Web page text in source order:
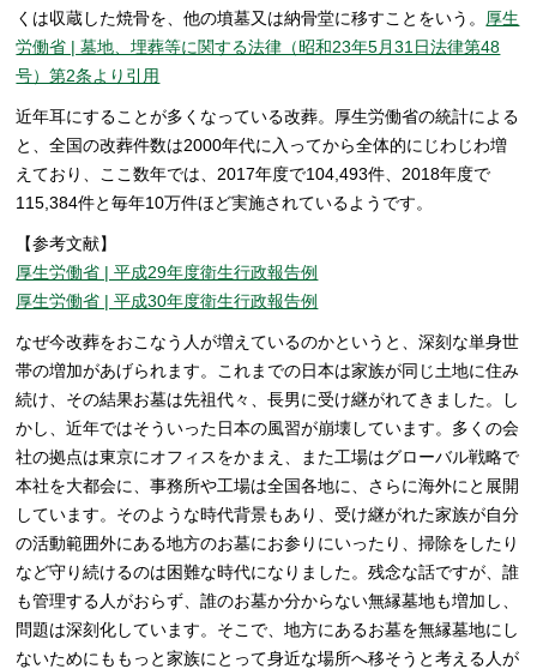
くは収蔵した焼骨を、他の墳墓又は納骨堂に移すことをいう。 厚生
労働省 | 墓地、埋葬等に関する法律（昭和23年5月31日法律第48
号）第2条より引用
近年耳にすることが多くなっている改葬。厚生労働省の統計による
と、全国の改葬件数は2000年代に入ってから全体的にじわじわ増
えており、ここ数年では、2017年度で104,493件、2018年度で
115,384件と毎年10万件ほど実施されているようです。
【参考文献】
厚生労働省 | 平成29年度衛生行政報告例
厚生労働省 | 平成30年度衛生行政報告例
なぜ今改葬をおこなう人が増えているのかというと、深刻な単身世
帯の増加があげられます。これまでの日本は家族が同じ土地に住み
続け、その結果お墓は先祖代々、長男に受け継がれてきました。し
かし、近年ではそういった日本の風習が崩壊しています。多くの会
社の拠点は東京にオフィスをかまえ、また工場はグローバル戦略で
本社を大都会に、事務所や工場は全国各地に、さらに海外にと展開
しています。そのような時代背景もあり、受け継がれた家族が自分
の活動範囲外にある地方のお墓にお参りにいったり、掃除をしたり
など守り続けるのは困難な時代になりました。残念な話ですが、誰
も管理する人がおらず、誰のお墓か分からない無縁墓地も増加し、
問題は深刻化しています。そこで、地方にあるお墓を無縁墓地にし
ないためにももっと家族にとって身近な場所へ移そうと考える人が